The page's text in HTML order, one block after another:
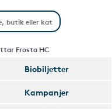
Frosta HC
Biobiljetter
Kampanjer